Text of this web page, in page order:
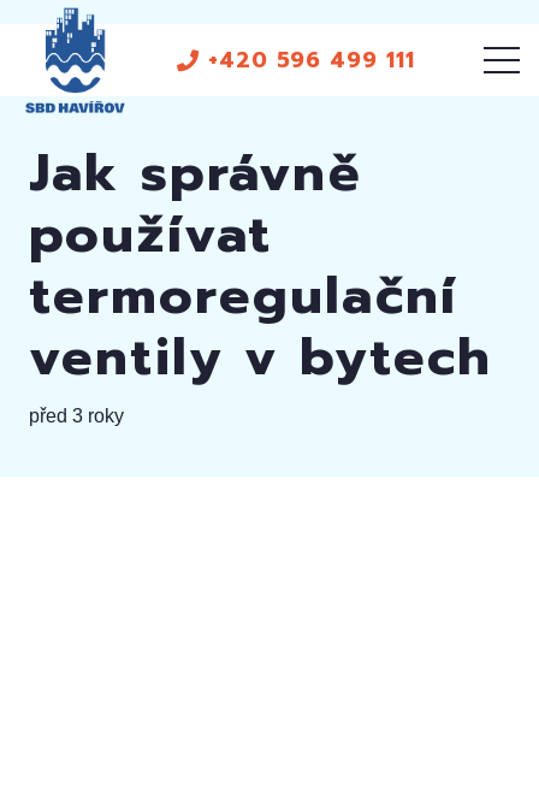
+420 596 499 111
Jak správně
používat
termoregulační
ventily v bytech
před 3 roky